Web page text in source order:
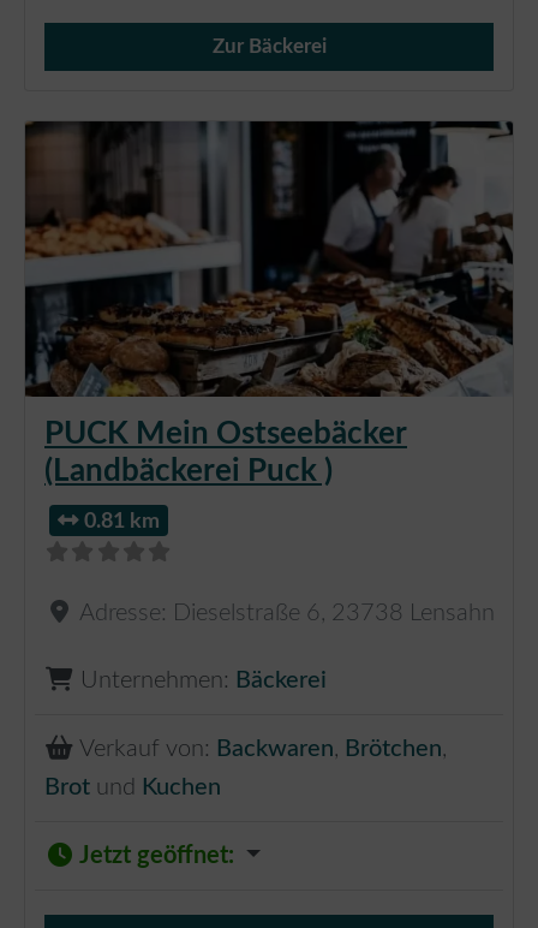
Verkauf von Brötchen,
Zur Bäckerei
PUCK Mein Ostseebäcker
(Landbäckerei Puck )
0.81 km
Adresse: Dieselstraße 6 , 23738 Lensahn
Unternehmen: Bäckerei
Verkauf von: Backwaren, Brötchen,
Brot und Kuchen
Jetzt geöffnet: